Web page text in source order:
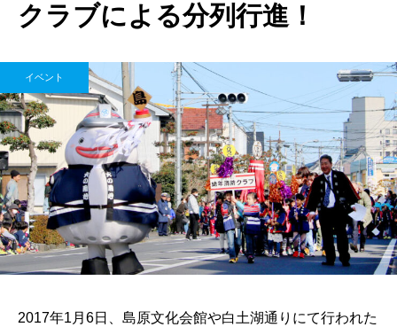
クラブによる分列行進！
イベント
2017年1月6日、島原文化会館や白土湖通りにて行われた